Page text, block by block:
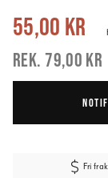
Nuvarande pris:
55,00 kr
79,00 kr
Fri